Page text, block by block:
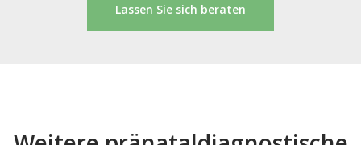
Lassen Sie sich beraten